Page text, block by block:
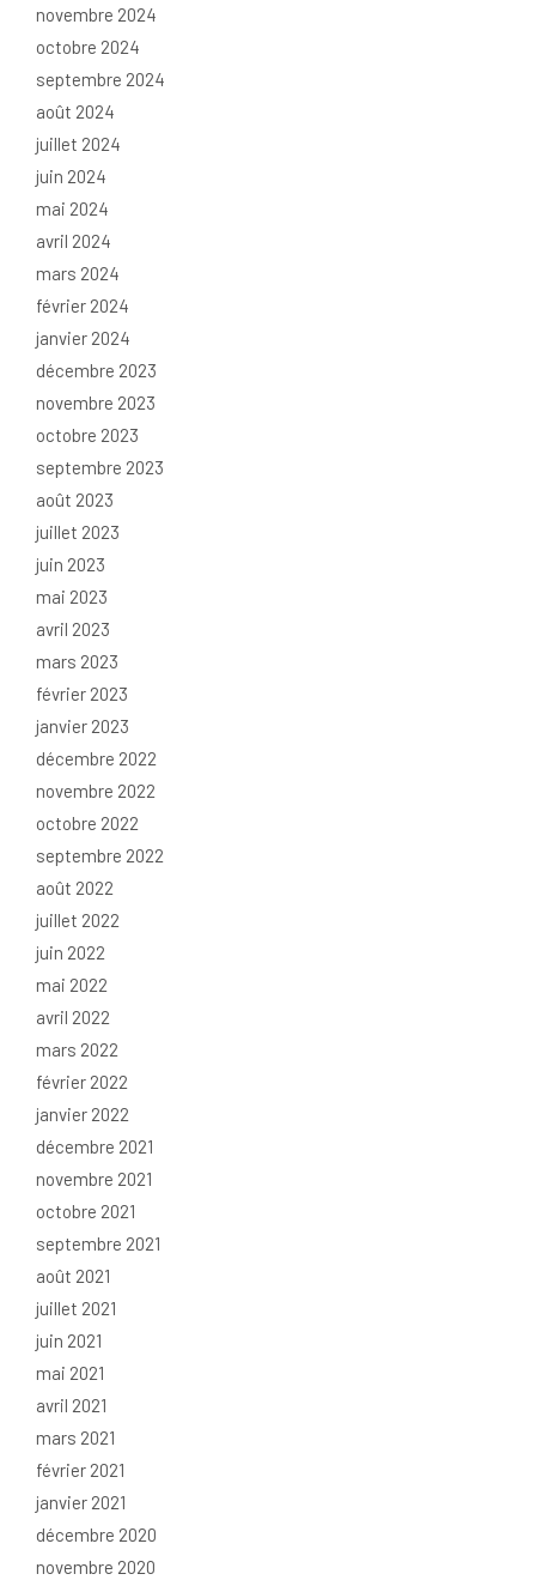
novembre 2024
octobre 2024
septembre 2024
août 2024
juillet 2024
juin 2024
mai 2024
avril 2024
mars 2024
février 2024
janvier 2024
décembre 2023
novembre 2023
octobre 2023
septembre 2023
août 2023
juillet 2023
juin 2023
mai 2023
avril 2023
mars 2023
février 2023
janvier 2023
décembre 2022
novembre 2022
octobre 2022
septembre 2022
août 2022
juillet 2022
juin 2022
mai 2022
avril 2022
mars 2022
février 2022
janvier 2022
décembre 2021
novembre 2021
octobre 2021
septembre 2021
août 2021
juillet 2021
juin 2021
mai 2021
avril 2021
mars 2021
février 2021
janvier 2021
décembre 2020
novembre 2020